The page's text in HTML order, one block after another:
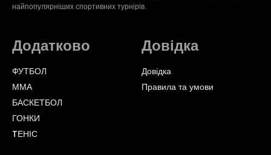
найпопулярніших спортивних турнірів.
Додатково
ФУТБОЛ
ММА
БАСКЕТБОЛ
ГОНКИ
TЕНІС
Довідка
Довідка
Правила та умови